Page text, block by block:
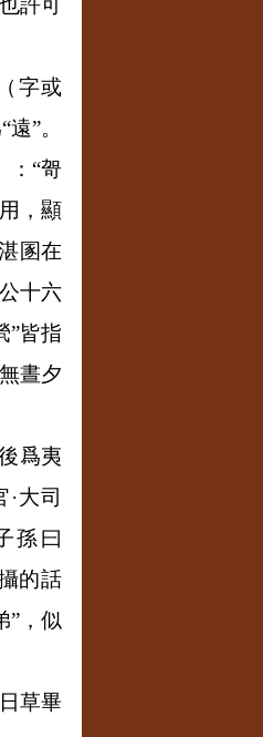
許可
字或
”。
：“哿
，顯
圂在
十六
”皆指
晝夕
爲夷
·大司
孫曰
的話
”，似
日草畢